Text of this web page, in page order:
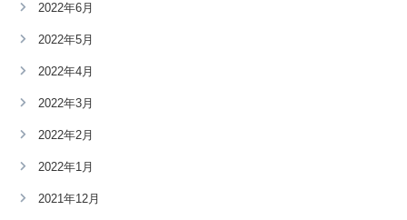
2022年6月
2022年5月
2022年4月
2022年3月
2022年2月
2022年1月
2021年12月